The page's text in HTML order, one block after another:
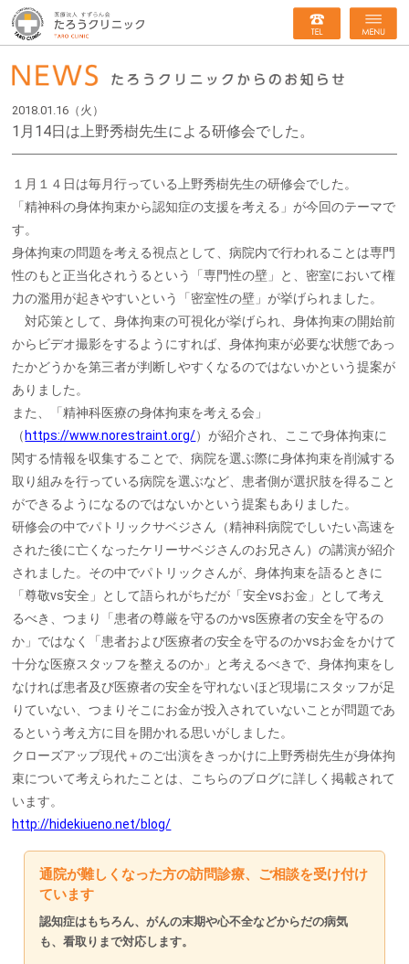
2018.01.16（火）
1月14日は上野秀樹先生による研修会でした。
１月１４日は毎月行っている上野秀樹先生の研修会でした。
「精神科の身体拘束から認知症の支援を考える」が今回のテーマで
す。
身体拘束の問題を考える視点として、病院内で行われることは専門
性のもと正当化されうるという「専門性の壁」と、密室において権
力の濫用が起きやすいという「密室性の壁」が挙げられました。
対応策として、身体拘束の可視化が挙げられ、身体拘束の開始前
からビデオ撮影をするようにすれば、身体拘束が必要な状態であっ
たかどうかを第三者が判断しやすくなるのではないかという提案が
ありました。
また、「精神科医療の身体拘束を考える会」
（ https://www.norestraint.org/）が紹介され、ここで身体拘束に
関する情報を収集することで、病院を選ぶ際に身体拘束を削減する
取り組みを行っている病院を選ぶなど、患者側が選択肢を得ること
ができるようになるのではないかという提案もありました。
研修会の中でパトリックサベジさん（精神科病院でしいたい高速を
された後に亡くなったケリーサベジさんのお兄さん）の講演が紹介
されました。その中でパトリックさんが、身体拘束を語るときに
「尊敬vs安全」として語られがちだが「安全vsお金」として考え
るべき、つまり「患者の尊厳を守るのかvs医療者の安全を守るの
か」ではなく「患者および医療者の安全を守るのかvsお金をかけて
十分な医療スタッフを整えるのか」と考えるべきで、身体拘束をし
なければ患者及び医療者の安全を守れないほど現場にスタッフが足
りていない、つまりそこにお金が投入されていないことが問題であ
るという考え方に目を開かれる思いがしました。
クローズアップ現代＋のご出演をきっかけに上野秀樹先生が身体拘
束について考えられたことは、こちらのブログに詳しく掲載されて
います。
http://hidekiueno.net/blog/
通院が難しくなった方の訪問診療、ご相談を受け付け
ています
認知症はもちろん、がんの末期や心不全などからだの病気
も、看取りまで対応します。